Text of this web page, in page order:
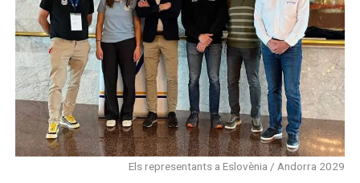
Els representants a Eslovènia / Andorra 2029